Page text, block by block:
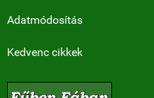
Adatmódosítás
Kedvenc cikkek